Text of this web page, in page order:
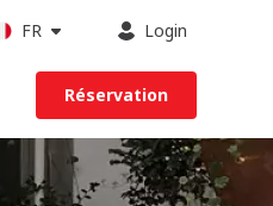
FR Login
Réservation